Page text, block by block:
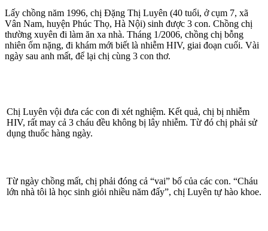
Lấy chồng năm 1996, chị Đặng Thị Luyên (40 tuổi, ở cụm 7, xã
Vân Nam, huyện Phúc Thọ, Hà Nội) sinh được 3 con. Chồng chị
thường xuyên đi làm ăn xa nhà. Tháng 1/2006, chồng chị bỗng
nhiên ốm nặng, đi khám mới biết là nhiễm HIV, giai đoạn cuối. Vài
ngày sau anh mất, để lại chị cùng 3 con thơ.
Chị Luyên vội đưa các con đi xét nghiệm. Kết quả, chị bị nhiễm
HIV, rất may cả 3 cháu đều không bị lây nhiễm. Từ đó chị phải sử
dụng thuốc hàng ngày.
Từ ngày chồng mất, chị phải đóng cả “vai” bố của các con. “Cháu
lớn nhà tôi là học sinh giỏi nhiều năm đấy”, chị Luyên tự hào khoe.